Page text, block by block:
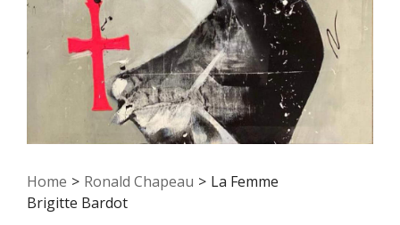
Home > Ronald Chapeau > La Femme
Brigitte Bardot